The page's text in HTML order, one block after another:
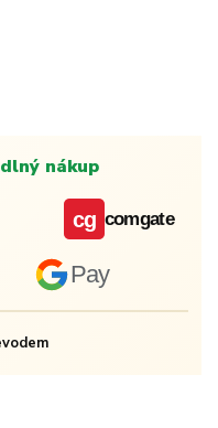
nákup
Pay
cg comgate